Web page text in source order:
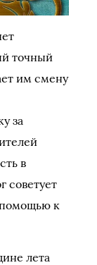
точный
им смену
за
в
советует
помощью к
лета